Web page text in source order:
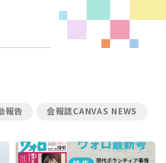
報告 会報誌CANVAS NEWS